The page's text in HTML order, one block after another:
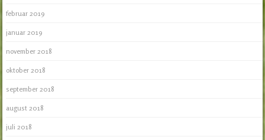
februar 2019
januar 2019
november 2018
oktober 2018
september 2018
august 2018
juli 2018